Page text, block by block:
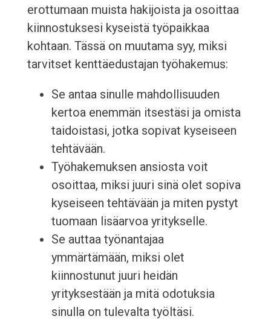
erottumaan muista hakijoista ja osoittaa
kiinnostuksesi kyseistä työpaikkaa
kohtaan. Tässä on muutama syy, miksi
tarvitset kenttäedustajan työhakemus:
Se antaa sinulle mahdollisuuden
kertoa enemmän itsestäsi ja omista
taidoistasi, jotka sopivat kyseiseen
tehtävään.
Työhakemuksen ansiosta voit
osoittaa, miksi juuri sinä olet sopiva
kyseiseen tehtävään ja miten pystyt
tuomaan lisäarvoa yritykselle.
Se auttaa työnantajaa
ymmärtämään, miksi olet
kiinnostunut juuri heidän
yrityksestään ja mitä odotuksia
sinulla on tulevalta työltäsi.